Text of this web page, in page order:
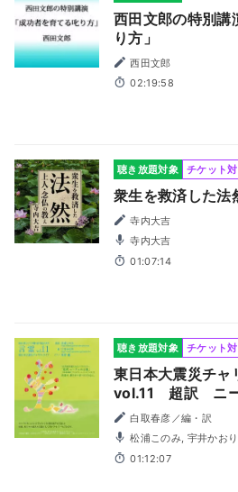
西田文郎の特別講
り方」
西田文郎
02:19:58
聴き放題対象 チケット
衆生を救済した法
寺内大吉
寺内大吉
01:07:14
聴き放題対象 チケット
東日本大震災チ
vol.11 超訳 ニー
白取春彦／編・訳
松浦このみ, 宇井かお
01:12:07